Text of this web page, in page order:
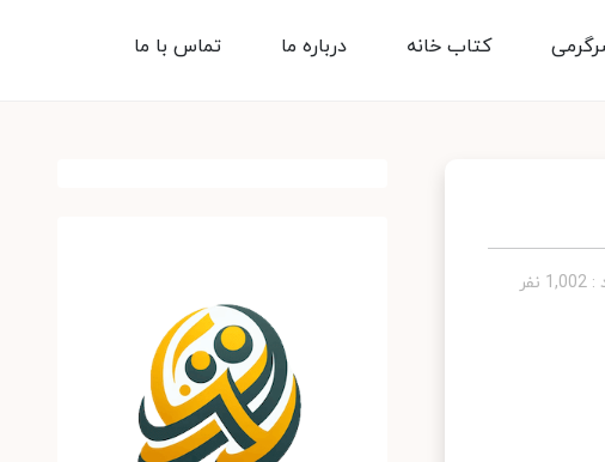
تماس با ما درباره ما کتاب خانه
نفر